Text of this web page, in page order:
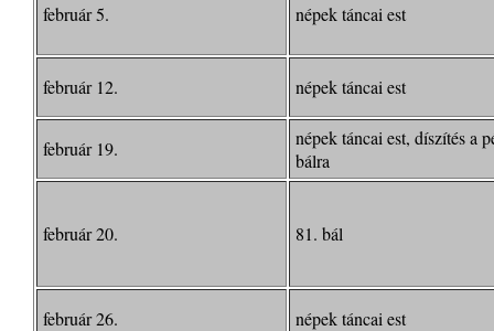
február 5. népek táncai est
február 12. népek táncai est
február 19.
népek táncai est, díszítés a
bálra
február 20. 81. bál
február 26. népek táncai est